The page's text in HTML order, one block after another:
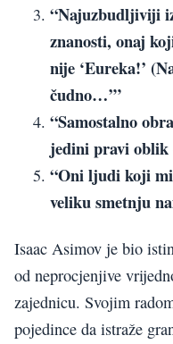
“Najuzbudljiviji
znanosti, onaj
nije ‘Eureka!’
čudno…’”
“Samostalno
jedini pravi oblik
“Oni ljudi koji
veliku smetnju
Isaac Asimov je bio
od neprocjenjive
zajednicu. Svojim
pojedince da istraže